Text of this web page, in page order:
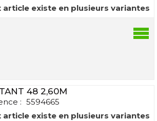
article existe en plusieurs variantes
48 2,60M
: 5594665
article existe en plusieurs variantes